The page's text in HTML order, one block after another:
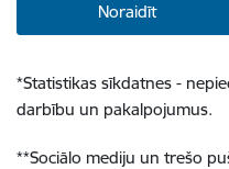
Noraidīt
*Statistikas sīkdatnes -
darbību un pakalpojumus.
**Sociālo mediju un trešo